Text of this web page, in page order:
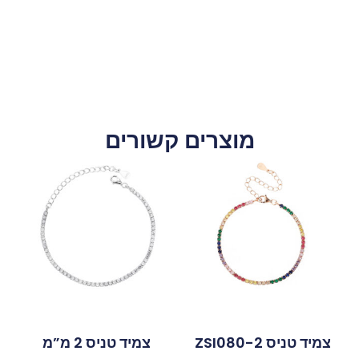
מוצרים קשורים
צמיד טניס ZSI080-2
צמיד טניס 2 מ”מ